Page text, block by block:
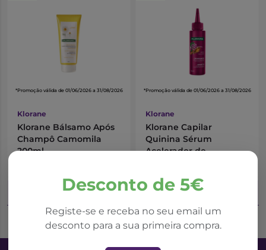
Desconto de 5€
Registe-se e receba no seu email um
desconto para a sua primeira compra.
*Promoção válida de 01/06/2026 a 31/08/2026
Klorane
Klorane Bálsamo Após
Champô Camomila
200ml
Adicionar ao Carrinho
*Promoção válida de 01/06/2026 a 31/08/2026
Klorane
Klorane Capilar
Quinina Sérum
Acelerador de
Adicionar ao Carrinho